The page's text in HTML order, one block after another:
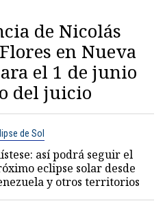
de Nicolás
en Nueva
el 1 de junio
del juicio
de Sol
así podrá seguir el
eclipse solar desde
y otros territorios